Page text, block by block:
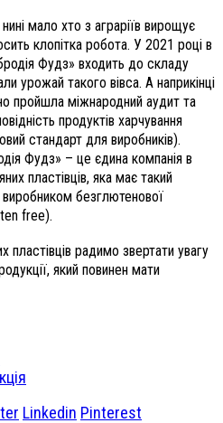
мало хто з аграріїв вирощує
клопітка робота. У 2021 році в
Фудз» входить до складу
урожай такого вівса. А наприкінці
пройшла міжнародний аудит та
продуктів харчування
стандарт для виробників).
Фудз» – це єдина компанія в
пластівців, яка має такий
безглютенової
free).
пластівців радимо звертати увагу
який повинен мати
Linkedin Pinterest